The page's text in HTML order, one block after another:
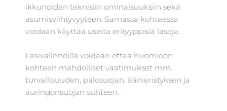
ikkunoiden teknisiin ominaisuuksiin sekä
asumisviihtyvyyteen. Samassa kohteessa
voidaan käyttää useita erityyppisiä laseja.
Lasivalinnoilla voidaan ottaa huomioon
kohteen mahdolliset vaatimukset mm.
turvallisuuden, palosuojan, äänieristyksen ja
auringonsuojan suhteen.